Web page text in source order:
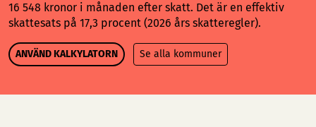
16 548 kronor i månaden efter skatt. Det är en effektiv
skattesats på 17,3 procent (2026 års skatteregler).
ANVÄND KALKYLATORN Se alla kommuner